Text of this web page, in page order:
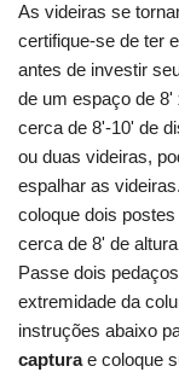
As videiras se
certifique-se de ter
antes de investir
de um espaço de
cerca de 8'-10' de
ou duas videiras,
espalhar as
coloque dois
cerca de 8' de
Passe dois
extremidade da
instruções abaixo
capturae coloque